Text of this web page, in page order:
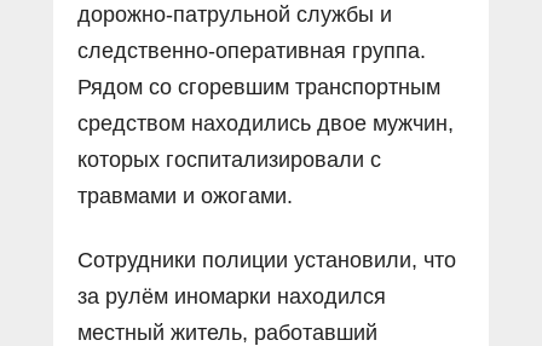
дорожно-патрульной службы и
следственно-оперативная группа.
Рядом со сгоревшим транспортным
средством находились двое мужчин,
которых госпитализировали с
травмами и ожогами.
Сотрудники полиции установили, что
за рулём иномарки находился
местный житель, работавший